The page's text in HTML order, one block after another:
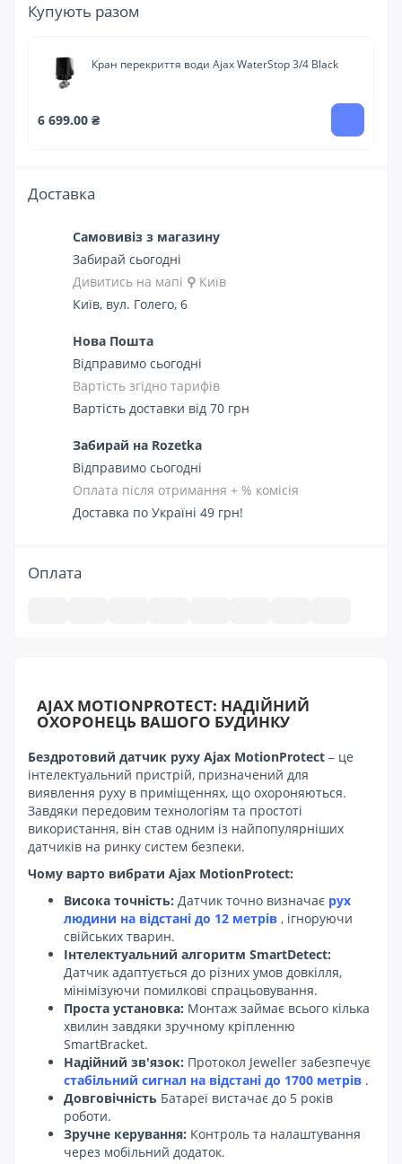
Купують разом
Кран перекриття води Ajax WaterStop 3/4 Black
6 699.00 ₴
Доставка
Самовивіз з магазину
Забирай сьогодні
Дивитись на мапі ⚲ Київ
Київ, вул. Голего, 6
Нова Пошта
Відправимо сьогодні
Вартість згідно тарифів
Вартість доставки від 70 грн
Забирай на Rozetka
Відправимо сьогодні
Оплата після отримання + % комісія
Доставка по Україні 49 грн!
Оплата
AJAX MOTIONPROTECT: НАДІЙНИЙ
ОХОРОНЕЦЬ ВАШОГО БУДИНКУ
Бездротовий датчик руху Ajax MotionProtect – це
інтелектуальний пристрій, призначений для
виявлення руху в приміщеннях, що охороняються.
Завдяки передовим технологіям та простоті
використання, він став одним із найпопулярніших
датчиків на ринку систем безпеки.
Чому варто вибрати Ajax MotionProtect:
Висока точність: Датчик точно визначає рух
людини на відстані до 12 метрів , ігноруючи
свійських тварин.
Інтелектуальний алгоритм SmartDetect:
Датчик адаптується до різних умов довкілля,
мінімізуючи помилкові спрацьовування.
Проста установка: Монтаж займає всього кілька
хвилин завдяки зручному кріпленню
SmartBracket.
Надійний зв'язок: Протокол Jeweller забезпечує
стабільний сигнал на відстані до 1700 метрів .
Довговічність Батареї вистачає до 5 років
роботи.
Зручне керування: Контроль та налаштування
через мобільний додаток.